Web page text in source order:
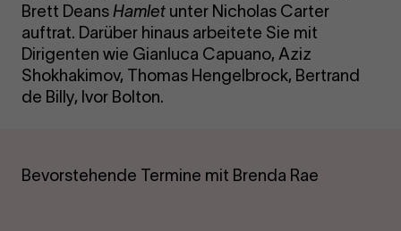
Brett Deans Hamlet unter Nicholas Carter
auftrat. Darüber hinaus arbeitete Sie mit
Dirigenten wie Gianluca Capuano, Aziz
Shokhakimov, Thomas Hengelbrock, Bertrand
de Billy, Ivor Bolton.
Bevorstehende Termine mit Brenda Rae